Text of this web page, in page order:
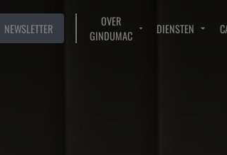
NEWSLETTER
OVER
GINDUMAC
DIENSTEN